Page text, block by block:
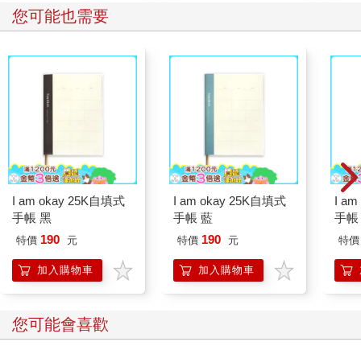
您可能也需要
I am okay 25K自填式
手帳 黑
特價 190 元
加入購物車
I am okay 25K自填式
手帳 藍
特價 190 元
加入購物車
I am
手帳
特價
您可能會喜歡